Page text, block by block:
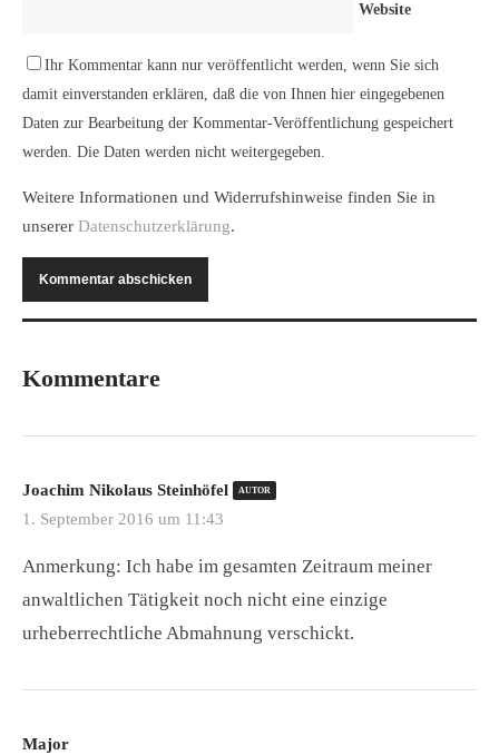
Website
Ihr Kommentar kann nur veröffentlicht werden, wenn Sie sich
damit einverstanden erklären, daß die von Ihnen hier eingegebenen
Daten zur Bearbeitung der Kommentar-Veröffentlichung gespeichert
werden. Die Daten werden nicht weitergegeben.
Weitere Informationen und Widerrufshinweise finden Sie in
unserer Datenschutzerklärung.
Kommentare
Joachim Nikolaus Steinhöfel AUTOR
1. September 2016 um 11:43
Anmerkung: Ich habe im gesamten Zeitraum meiner
anwaltlichen Tätigkeit noch nicht eine einzige
urheberrechtliche Abmahnung verschickt.
Major